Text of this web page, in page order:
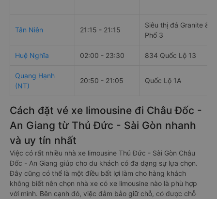
Tân Niên 21:15 - 21:15
Siêu thị đá Granite &
Phố 3
Huệ Nghĩa 02:00 - 23:30 834 Quốc Lộ 13
Quang Hạnh
(NT)
20:50 - 21:05 Quốc Lộ 1A
Cách đặt vé xe limousine đi Châu Đốc -
An Giang từ Thủ Đức - Sài Gòn nhanh
và uy tín nhất
Việc có rất nhiều nhà xe limousine Thủ Đức - Sài Gòn Châu
Đốc - An Giang giúp cho du khách có đa dạng sự lựa chọn.
Đây cũng có thể là một điều bất lợi làm cho hàng khách
không biết nên chọn nhà xe có xe limousine nào là phù hợp
với mình. Bên cạnh đó, việc đảm bảo giữ chỗ, có được chỗ